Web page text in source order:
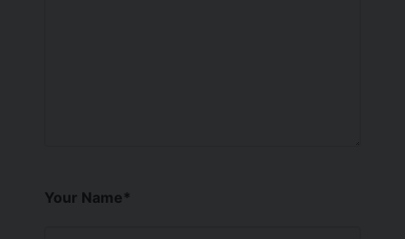
Your Name*